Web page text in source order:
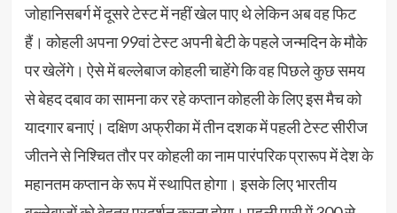
जोहानिसबर्ग में दूसरे टेस्ट में नहीं खेल पाए थे लेकिन अब वह फिट
हैं। कोहली अपना 99वां टेस्ट अपनी बेटी के पहले जन्मदिन के मौके
पर खेलेंगे। ऐसे में बल्लेबाज कोहली चाहेंगे कि वह पिछले कुछ समय
से बेहद दबाव का सामना कर रहे कप्तान कोहली के लिए इस मैच को
यादगार बनाएं। दक्षिण अफ्रीका में तीन दशक में पहली टेस्ट सीरीज
जीतने से निश्चित तौर पर कोहली का नाम पारंपरिक प्रारूप में देश के
महानतम कप्तान के रूप में स्थापित होगा। इसके लिए भारतीय